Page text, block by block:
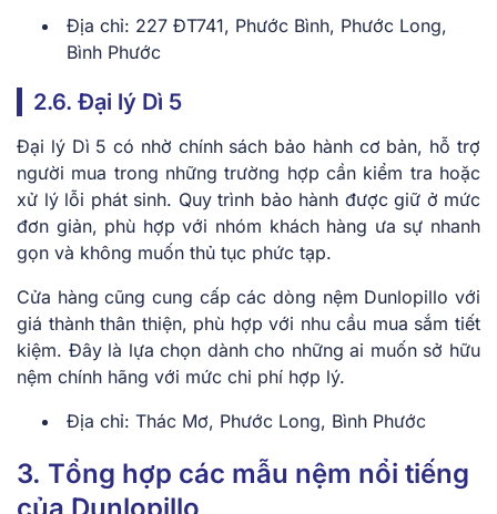
Địa chỉ: 227 ĐT741, Phước Bình, Phước Long,
Bình Phước
2.6. Đại lý Dì 5
Đại lý Dì 5 có nhờ chính sách bảo hành cơ bản, hỗ trợ
người mua trong những trường hợp cần kiểm tra hoặc
xử lý lỗi phát sinh. Quy trình bảo hành được giữ ở mức
đơn giản, phù hợp với nhóm khách hàng ưa sự nhanh
gọn và không muốn thủ tục phức tạp.
Cửa hàng cũng cung cấp các dòng nệm Dunlopillo với
giá thành thân thiện, phù hợp với nhu cầu mua sắm tiết
kiệm. Đây là lựa chọn dành cho những ai muốn sở hữu
nệm chính hãng với mức chi phí hợp lý.
Địa chỉ: Thác Mơ, Phước Long, Bình Phước
3. Tổng hợp các mẫu nệm nổi tiếng